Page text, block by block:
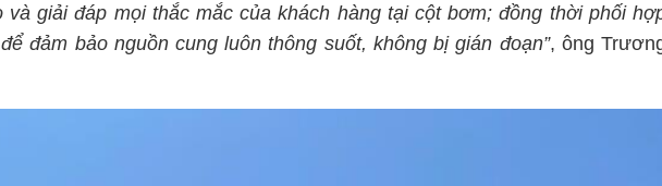
và giải đáp mọi thắc mắc của khách hàng tại cột bơm; đồng thời phối
đảm bảo nguồn cung luôn thông suốt, không bị gián đoạn”, ông